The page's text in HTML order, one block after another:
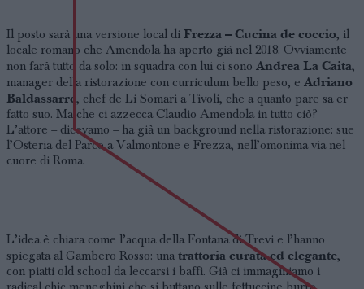
Il posto sarà una versione local di Frezza – Cucina de coccio, il
locale romano che Amendola ha aperto già nel 2018. Ovviamente
non farà tutto da solo: in squadra con lui ci sono Andrea La Caita,
manager della ristorazione con curriculum bello peso, e Adriano
Baldassarre , chef de Li Somari a Tivoli, che a quanto pare sa er
fatto suo. Ma che ci azzecca Claudio Amendola in tutto ciò?
L’attore – dicevamo – ha già un background nella ristorazione: sue
l’Osteria del Parco a Valmontone e Frezza, nell’omonima via nel
cuore di Roma.
L’idea è chiara come l’acqua della Fontana di Trevi e l’hanno
spiegata al Gambero Rosso: una trattoria curata ed elegante,
con piatti old school da leccarsi i baffi. Già ci immaginiamo i